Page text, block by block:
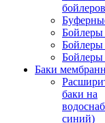
бойлеров
Бойлеры
Бойлеры
Бойлеры
Баки
баки на
синий)